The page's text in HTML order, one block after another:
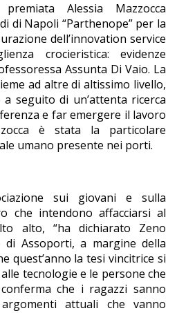
Alessia Mazzocca
di Napoli “Parthenope” per la
dell’innovation service
crocieristica: evidenze
Assunta Di Vaio. La
ad altre di altissimo livello,
seguito di un’attenta ricerca
e far emergere il lavoro
è stata la particolare
umano presente nei porti.
sui giovani e sulla
che intendono affacciarsi al
alto, “ha dichiarato Zeno
di Assoporti, a margine della
quest’anno la tesi vincitrice si
tecnologie e le persone che
che i ragazzi sanno
attuali che vanno